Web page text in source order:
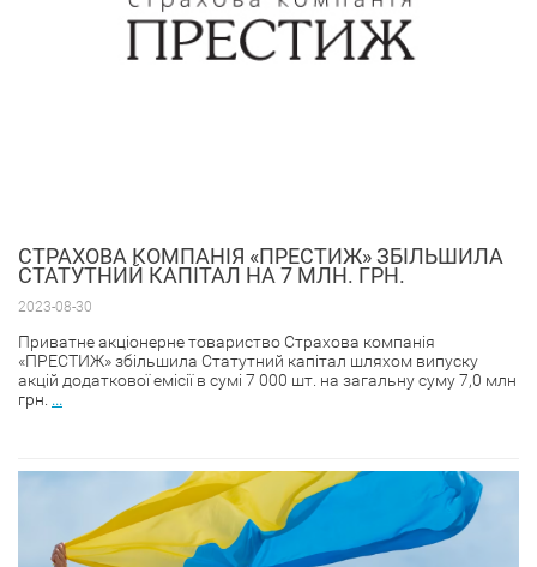
СТРАХОВА КОМПАНІЯ «ПРЕСТИЖ» ЗБІЛЬШИЛА
СТАТУТНИЙ КАПІТАЛ НА 7 МЛН. ГРН.
2023-08-30
Приватне акціонерне товариство Страхова компанія
«ПРЕСТИЖ» збільшила Статутний капітал шляхом випуску
акцій додаткової емісії в сумі 7 000 шт. на загальну суму 7,0 млн
грн. ...